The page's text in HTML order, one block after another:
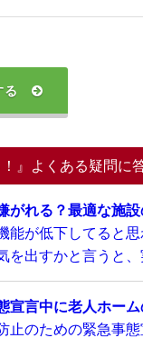
る
』よくある疑問に
がれる？最適な施
能が低下してると
を出すかと言うと
宣言中に老人ホー
止のための緊急事